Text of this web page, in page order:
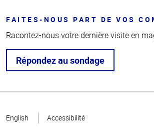
FAITES-NOUS PART DE VOS
Racontez-nous votre dernière visite en
Répondez au sondage
page
English Accessibilité